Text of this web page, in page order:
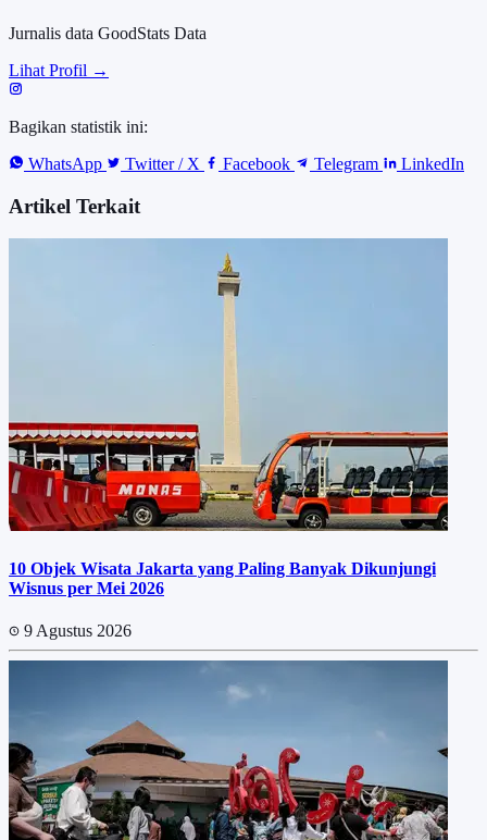
Jurnalis data GoodStats Data
Lihat Profil →
Bagikan statistik ini:
WhatsApp
Twitter / X Facebook Telegram LinkedIn
Artikel Terkait
10 Objek Wisata Jakarta yang Paling Banyak Dikunjungi
Wisnus per Mei 2026
9 Agustus 2026